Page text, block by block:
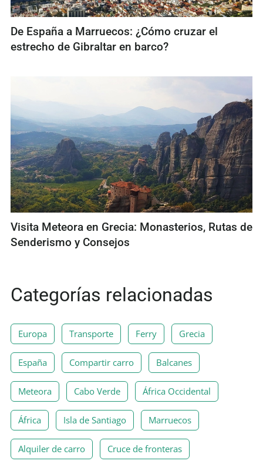
De España a Marruecos: ¿Cómo cruzar el
estrecho de Gibraltar en barco?
Visita Meteora en Grecia: Monasterios, Rutas de
Senderismo y Consejos
Categorías relacionadas
Europa Transporte Ferry Grecia
España Compartir carro Balcanes
Meteora Cabo Verde África Occidental
África Isla de Santiago Marruecos
Alquiler de carro Cruce de fronteras